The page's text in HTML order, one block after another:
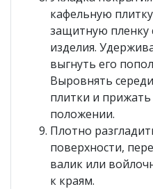
кафельную
защитную пленку
изделия.
выгнуть его
Выровнять
плитки и
положении.
Плотно
поверхности,
валик или
к краям.